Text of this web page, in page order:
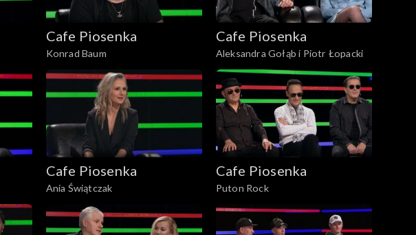
Cafe Piosenka
Konrad Baum
Cafe Piosenka
Aleksandra Gołąb i Piotr Łopacki
Cafe Piosenka
Ania Świątczak
Cafe Piosenka
Puton Rock